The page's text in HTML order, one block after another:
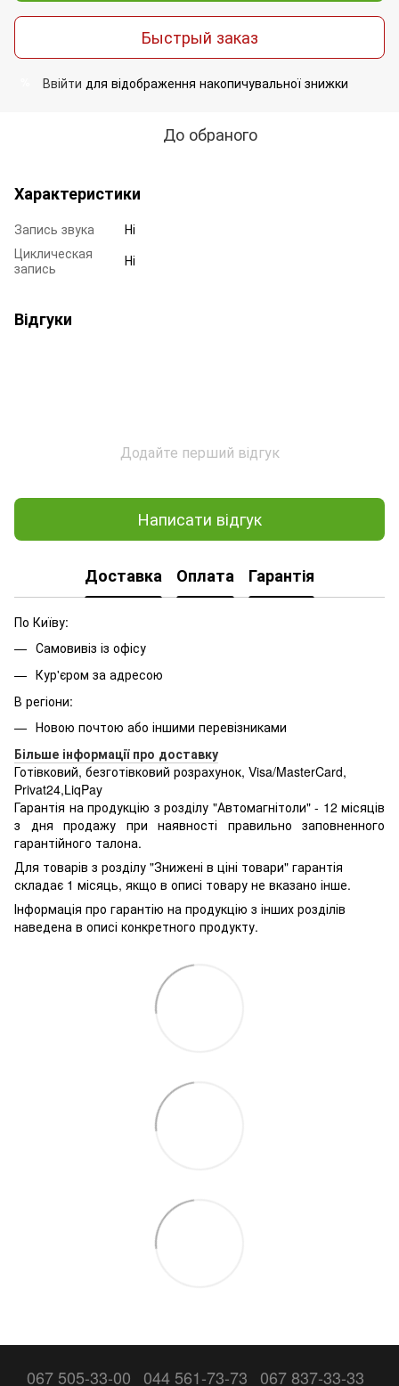
Быстрый заказ
Ввійти для відображення накопичувальної знижки
До обраного
Характеристики
Запись звука
Ні
Циклическая
запись
Ні
Відгуки
Додайте перший відгук
Написати відгук
Доставка Оплата Гарантія
По Київу:
Самовивіз із офісу
Кур'єром за адресою
В регіони:
Новою почтою або іншими перевізниками
Більше інформації про доставку
Готівковий, безготівковий розрахунок, Visa/MasterCard,
Privat24,LiqPay
Гарантія на продукцію з розділу "Автомагнітоли" - 12 місяців
з дня продажу при наявності правильно заповненного
гарантійного талона.
Для товарів з розділу "Знижені в ціні товари" гарантія
складає 1 місяць, якщо в описі товару не вказано інше.
Інформація про гарантію на продукцію з інших розділів
наведена в описі конкретного продукту.
067 505-33-00 044 561-73-73 067 837-33-33